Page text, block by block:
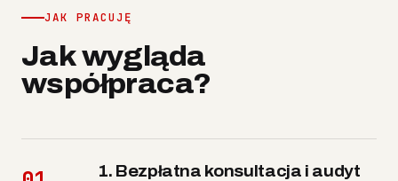
JAK PRACUJĘ
Jak wygląda
współpraca?
1. Bezpłatna konsultacja i audyt